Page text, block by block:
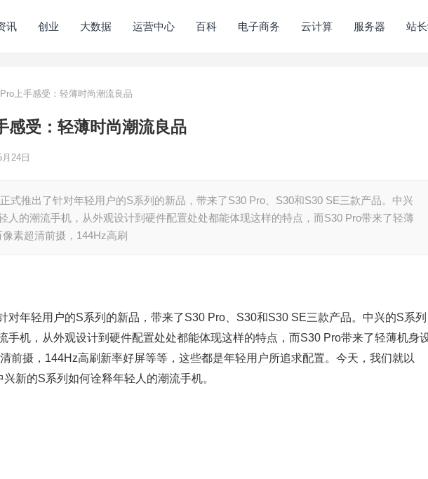
讯 创业 大数据 运营中心 百科 电子商务 云计算 服务器 站
上手感受：轻薄时尚潮流良品
感受：轻薄时尚潮流良品
24日
式推出了针对年轻用户的S系列的新品，带来了S30 Pro、S30和S30 SE三款产品。中兴
人的潮流手机，从外观设计到硬件配置处处都能体现这样的特点，而S30 Pro带来了轻薄
素超清前摄，144Hz高刷
对年轻用户的S系列的新品，带来了S30 Pro、S30和S30 SE三款产品。中兴的S系列
手机，从外观设计到硬件配置处处都能体现这样的特点，而S30 Pro带来了轻薄机身
前摄，144Hz高刷新率好屏等等，这些都是年轻用户所追求配置。今天，我们就以
新的S系列如何诠释年轻人的潮流手机。